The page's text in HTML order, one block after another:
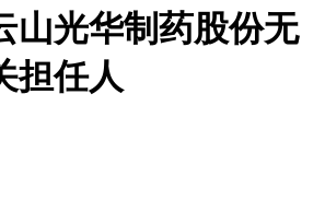
山光华制药股份无
担任人